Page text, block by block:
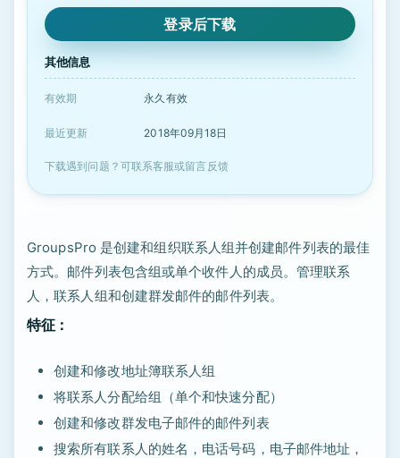
登录后下载
其他信息
有效期 永久有效
最近更新 2018年09月18日
下载遇到问题？可联系客服或留言反馈
GroupsPro 是创建和组织联系人组并创建邮件列表的最佳
方式。邮件列表包含组或单个收件人的成员。管理联系
人，联系人组和创建群发邮件的邮件列表。
特征：
创建和修改地址簿联系人组
将联系人分配给组（单个和快速分配）
创建和修改群发电子邮件的邮件列表
搜索所有联系人的姓名，电话号码，电子邮件地址，